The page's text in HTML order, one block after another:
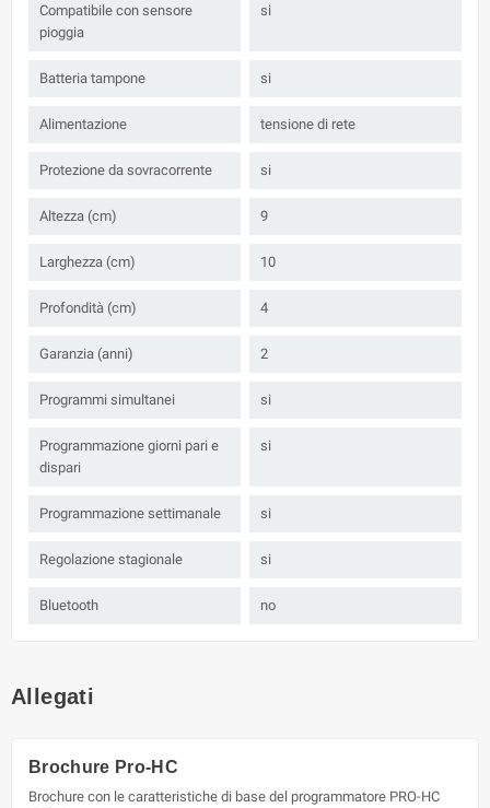
Compatibile con sensore
pioggia
si
Batteria tampone si
Alimentazione tensione di rete
Protezione da sovracorrente si
Altezza (cm) 9
Larghezza (cm) 10
Profondità (cm) 4
Garanzia (anni) 2
Programmi simultanei si
Programmazione giorni pari e
dispari
si
Programmazione settimanale si
Regolazione stagionale si
Bluetooth no
Allegati
Brochure Pro-HC
Brochure con le caratteristiche di base del programmatore PRO-HC